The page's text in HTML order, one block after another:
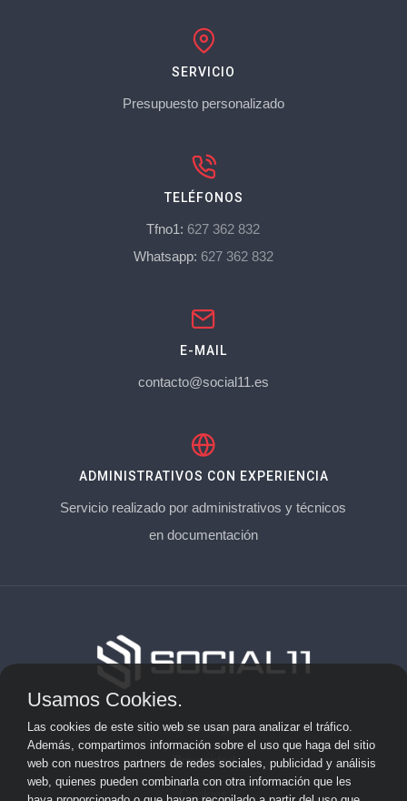
SERVICIO
Presupuesto personalizado
TELÉFONOS
Tfno1: 627 362 832
Whatsapp: 627 362 832
E-MAIL
contacto@social11.es
ADMINISTRATIVOS CON EXPERIENCIA
Servicio realizado por administrativos y técnicos
en documentación
Aviso Legal
Privacidad
Cookies
Usamos Cookies.
Las cookies de este sitio web se usan para analizar el tráfico.
Además, compartimos información sobre el uso que haga del sitio
web con nuestros partners de redes sociales, publicidad y análisis
web, quienes pueden combinarla con otra información que les